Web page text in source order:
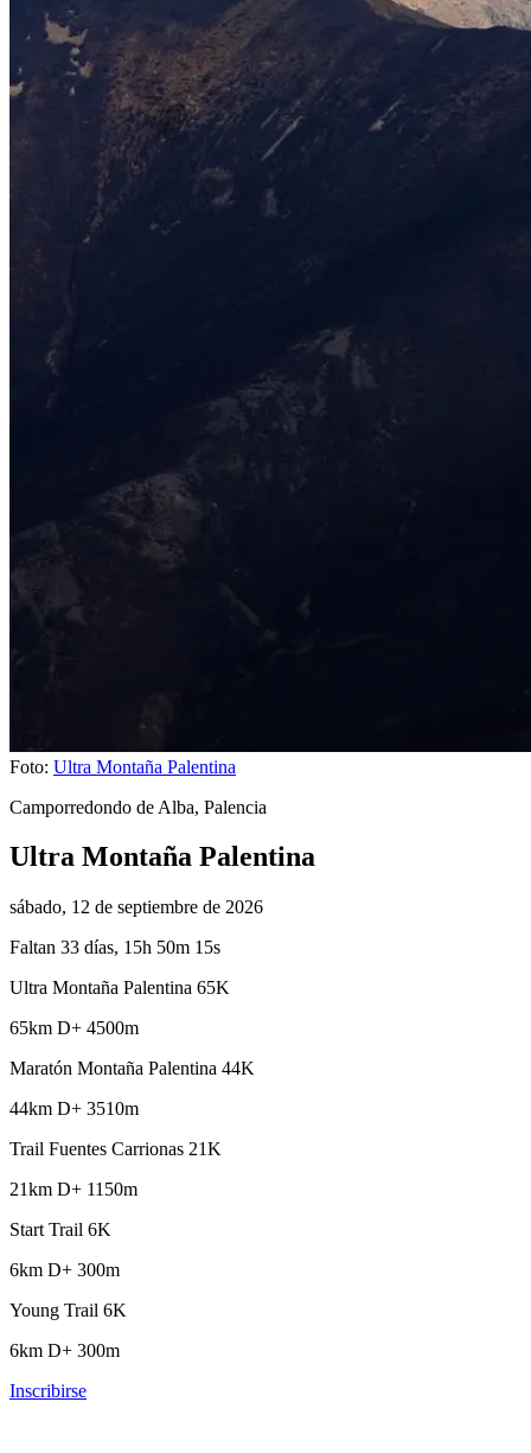
Foto: Ultra Montaña Palentina
Camporredondo de Alba, Palencia
Ultra Montaña Palentina
sábado, 12 de septiembre de 2026
Faltan 33 días, 15h 50m 14s
Ultra Montaña Palentina 65K
65km D+ 4500m
Maratón Montaña Palentina 44K
44km D+ 3510m
Trail Fuentes Carrionas 21K
21km D+ 1150m
Start Trail 6K
6km D+ 300m
Young Trail 6K
6km D+ 300m
Inscribirse